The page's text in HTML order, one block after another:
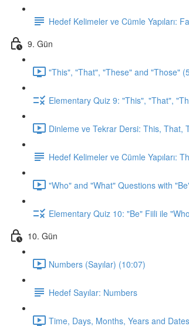
Hedef Kelimeler ve Cümle Yapıları:
9. Gün
"This", "That", "These" and "Those"
Elementary Quiz 9: "This", "That",
Dinleme ve Tekrar Dersi: This, That,
Hedef Kelimeler ve Cümle Yapıları:
"Who" and "What" Questions with
Elementary Quiz 10: "Be" Fiili ile
10. Gün
Numbers (Sayılar) (10:07)
Hedef Sayılar: Numbers
Time, Days, Months, Years and